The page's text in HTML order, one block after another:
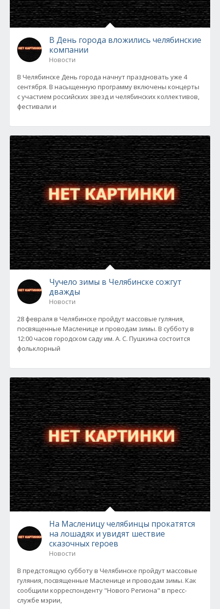
В День города вложились челябинские
компании
Новости
В Челябинске День города начнут праздновать уже 4
сентября. В насыщенную программу включены концерты
с участием российских звезд и челябинских коллективов,
фестивали и
Чучело зимы в Челябинске сожгут
дважды
Новости
28 февраля в Челябинске пройдут массовые гуляния,
посвященные Масленице и проводам зимы. В субботу в
12:00 часов городском саду им. А. С. Пушкина состоится
фольклорный
На Масленицу челябинцы прокатятся
на лошадях и увидят шествие
сказочных героев
Новости
В предстоящую субботу в Челябинске пройдут массовые
гуляния, посвященные Масленице и проводам зимы. Как
сообщили корреспонденту "Нового Региона" в пресс-
службе мэрии,